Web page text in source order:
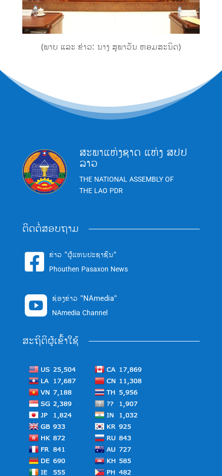
(ພາບ ແລະ ຂ່າວ: ນາງ ສຸພາວັນ ຫອມສະນິດ)
ສະພາແຫ່ງຊາດ ແຫ່ງ ສປປ
ລາວ
THE NATIONAL ASSEMBLY OF
THE LAO PDR
ຕິດຕໍ່ສອບຖາມ
 ຂ່າວ "ຜູ້ແທນປະຊາຊົນ"
Phouthen Pasaxon News
 ຊ່ອງຂ່າວ "NAmedia"
NAmedia Channel
ສະຖິຕິຜູ້ເຂົ້າໃຊ້